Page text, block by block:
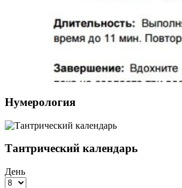
Нумерология
Тантрический календарь
День